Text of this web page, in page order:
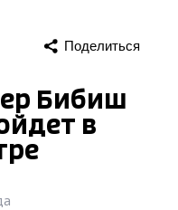
Поделиться
Бибиш
в